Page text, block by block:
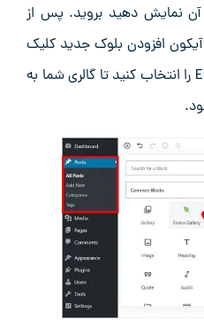
آن نمایش دهید بروید. پس از
افزودن بلوک جدید کلیک
کرده و سپس بلوک گالری Envira را انتخاب کنید تا گالری شما به